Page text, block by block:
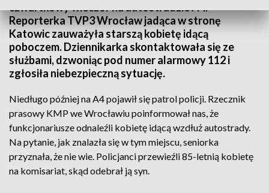
czwartkowy wieczór na autostradzie A4.
Reporterka TVP3 Wrocław jadąca w stronę
Katowic zauważyła starszą kobietę idącą
poboczem. Dziennikarka skontaktowała się ze
służbami, dzwoniąc pod numer alarmowy 112 i
zgłosiła niebezpieczną sytuację.
Niedługo później na A4 pojawił się patrol policji. Rzecznik
prasowy KMP we Wrocławiu poinformował nas, że
funkcjonariusze odnaleźli kobietę idącą wzdłuż autostrady.
Na pytanie, jak znalazła się w tym miejscu, seniorka
przyznała, że nie wie. Policjanci przewieźli 85-letnią kobietę
na komisariat, skąd odebrał ją syn.